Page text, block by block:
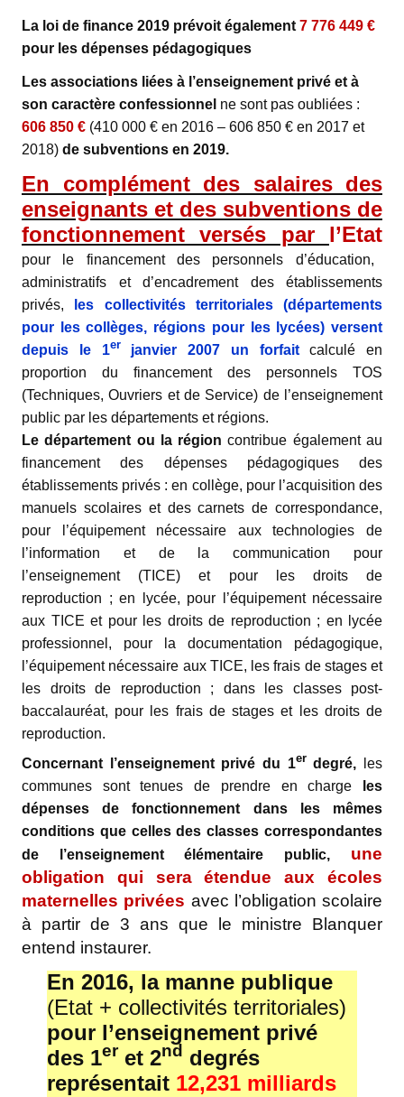
La loi de finance 2019 prévoit également 7 776 449 €
pour les dépenses pédagogiques
Les associations liées à l’enseignement privé et à
son caractère confessionnel ne sont pas oubliées :
606 850 € (410 000 € en 2016 – 606 850 € en 2017 et
2018) de subventions en 2019.
En complément des salaires des
enseignants et des subventions de
fonctionnement versés par l’Etat
pour le financement des personnels d’éducation,
administratifs et d’encadrement des établissements
privés,
les collectivités territoriales(départements
pour les collèges, régions pour les lycées) versent
depuis le 1er janvier 2007 un forfait
calculé en
proportion du financement des personnels TOS
(Techniques, Ouvriers et de Service) de l’enseignement
public par les départements et régions.
Le département ou la région contribue également au
financement des dépenses pédagogiques des
établissements privés : en collège, pour l’acquisition des
manuels scolaires et des carnets de correspondance,
pour l’équipement nécessaire aux technologies de
l’information et de la communication pour
l’enseignement (TICE) et pour les droits de
reproduction ; en lycée, pour l’équipement nécessaire
aux TICE et pour les droits de reproduction ; en lycée
professionnel, pour la documentation pédagogique,
l’équipement nécessaire aux TICE, les frais de stages et
les droits de reproduction ; dans les classes post-
baccalauréat, pour les frais de stages et les droits de
reproduction.
Concernant l’enseignement privé du 1er degré,
les
communes sont tenues de prendre en charge les
dépenses de fonctionnement dans les mêmes
conditions que celles des classes correspondantes
de l’enseignement élémentaire public,
une
obligation qui sera étendue aux écoles
maternelles privées avec l’obligation scolaire
à partir de 3 ans que le ministre Blanquer
entend instaurer.
En 2016, la manne publique
(Etat + collectivités territoriales)
pour l’enseignement privé
des 1eret 2nd degrés
représentait 12,231 milliards